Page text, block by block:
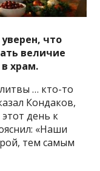
что
величие
храм.
… кто-то
Кондаков,
день к
«Наши
тем самым